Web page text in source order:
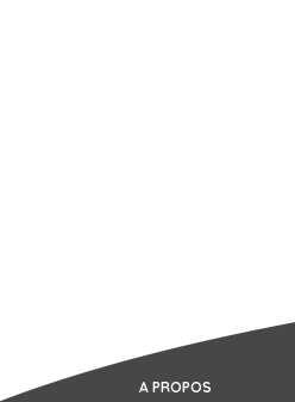
A PROPOS